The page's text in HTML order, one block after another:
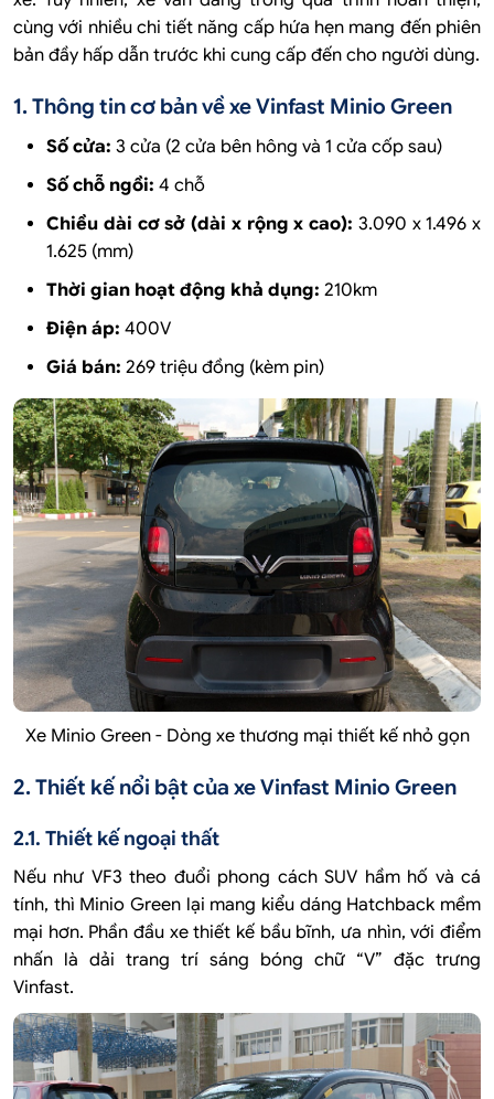
cùng với nhiều chi tiết năng cấp hứa hẹn mang đến phiên
bản đầy hấp dẫn trước khi cung cấp đến cho người dùng.
1. Thông tin cơ bản về xe Vinfast Minio Green
Số cửa: 3 cửa (2 cửa bên hông và 1 cửa cốp sau)
Số chỗ ngồi: 4 chỗ
Chiều dài cơ sở (dài x rộng x cao): 3.090 x 1.496 x
1.625 (mm)
Thời gian hoạt động khả dụng: 210km
Điện áp: 400V
Giá bán: 269 triệu đồng (kèm pin)
Xe Minio Green - Dòng xe thương mại thiết kế nhỏ gọn
2. Thiết kế nổi bật của xe Vinfast Minio Green
2.1. Thiết kế ngoại thất
Nếu như VF3 theo đuổi phong cách SUV hầm hố và cá
tính, thì Minio Green lại mang kiểu dáng Hatchback mềm
mại hơn. Phần đầu xe thiết kế bầu bĩnh, ưa nhìn, với điểm
nhấn là dải trang trí sáng bóng chữ “V” đặc trưng
Vinfast.